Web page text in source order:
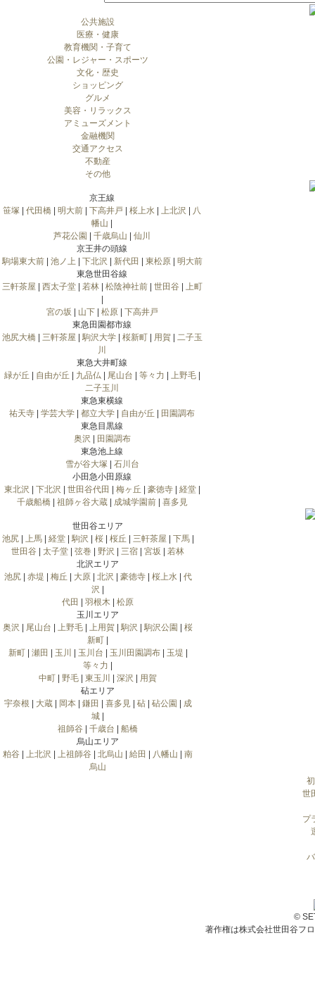
公共施設
医療・健康
教育機関・子育て
公園・レジャー・スポーツ
文化・歴史
ショッピング
グルメ
美容・リラックス
アミューズメント
金融機関
交通アクセス
不動産
その他
京王線
笹塚
代田橋 明大前 下高井戸 桜上水 上北沢
八
幡山
芦花公園
千歳烏山
仙川
京王井の頭線
駒場東大前| 池ノ上 下北沢 新代田 東松原| 明大前
東急世田谷線
三軒茶屋
西太子堂| 若林| 松陰神社前| 世田谷
上町
宮の坂
山下| 松原| 下高井戸
東急田園都市線
池尻大橋| 三軒茶屋 駒沢大学| 桜新町| 用賀| 二子玉
川
東急大井町線
緑が丘
自由が丘 九品仏| 尾山台 等々力 上野毛|
二子玉川
東急東横線
祐天寺
学芸大学 都立大学 自由が丘
田園調布
東急目黒線
奥沢
田園調布
東急池上線
雪が谷大塚| 石川台
小田急小田原線
東北沢
下北沢 世田谷代田 梅ヶ丘 豪徳寺| 経堂|
千歳船橋| 祖師ヶ谷大蔵| 成城学園前| 喜多見
世田谷エリア
池尻| 上馬| 経堂| 駒沢 桜| 桜丘 三軒茶屋 下馬|
世田谷
太子堂 弦巻 野沢 三宿 宮坂
若林
北沢エリア
池尻| 赤堤 梅丘 大原| 北沢 豪徳寺| 桜上水| 代
沢
代田
羽根木
松原
玉川エリア
奥沢
尾山台 上野毛 上用賀 駒沢 駒沢公園
桜
新町
新町| 瀬田 玉川 玉川台 玉川田園調布| 玉堤
等々力
中町
野毛 東玉川 深沢
用賀
砧エリア
宇奈根
大蔵| 岡本| 鎌田 喜多見| 砧| 砧公園
成
城
祖師谷
千歳台
船橋
烏山エリア
粕谷
上北沢 上祖師谷 北烏山 給田 八幡山
南
烏山
世
プ
©
著作権は株式会社世田谷フ